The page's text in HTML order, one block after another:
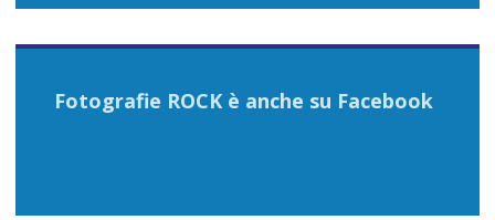
Fotografie ROCK è anche su Facebook